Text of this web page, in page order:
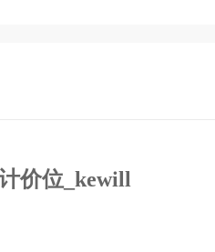
价位_kewill